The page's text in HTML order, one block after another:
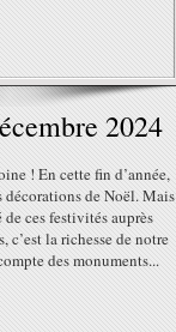
2024
! En cette fin d’année,
décorations de Noël. Mais
ces festivités auprès
c’est la richesse de notre
des monuments...